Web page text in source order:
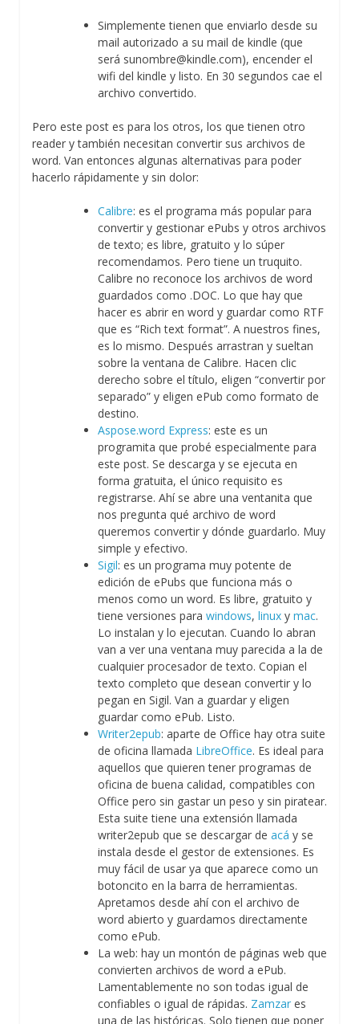
Simplemente tienen que enviarlo desde su
mail autorizado a su mail de kindle (que
será sunombre@kindle.com), encender el
wifi del kindle y listo. En 30 segundos cae el
archivo convertido.
Pero este post es para los otros, los que tienen otro
reader y también necesitan convertir sus archivos de
word. Van entonces algunas alternativas para poder
hacerlo rápidamente y sin dolor:
Calibre: es el programa más popular para
convertir y gestionar ePubs y otros archivos
de texto; es libre, gratuito y lo súper
recomendamos. Pero tiene un truquito.
Calibre no reconoce los archivos de word
guardados como .DOC. Lo que hay que
hacer es abrir en word y guardar como RTF
que es “Rich text format”. A nuestros fines,
es lo mismo. Después arrastran y sueltan
sobre la ventana de Calibre. Hacen clic
derecho sobre el título, eligen “convertir por
separado” y eligen ePub como formato de
destino.
Aspose.word Express: este es un
programita que probé especialmente para
este post. Se descarga y se ejecuta en
forma gratuita, el único requisito es
registrarse. Ahí se abre una ventanita que
nos pregunta qué archivo de word
queremos convertir y dónde guardarlo. Muy
simple y efectivo.
Sigil: es un programa muy potente de
edición de ePubs que funciona más o
menos como un word. Es libre, gratuito y
tiene versiones para windows, linux y mac.
Lo instalan y lo ejecutan. Cuando lo abran
van a ver una ventana muy parecida a la de
cualquier procesador de texto. Copian el
texto completo que desean convertir y lo
pegan en Sigil. Van a guardar y eligen
guardar como ePub. Listo.
Writer2epub: aparte de Office hay otra suite
de oficina llamada LibreOffice. Es ideal para
aquellos que quieren tener programas de
oficina de buena calidad, compatibles con
Office pero sin gastar un peso y sin piratear.
Esta suite tiene una extensión llamada
writer2epub que se descargar de acá y se
instala desde el gestor de extensiones. Es
muy fácil de usar ya que aparece como un
botoncito en la barra de herramientas.
Apretamos desde ahí con el archivo de
word abierto y guardamos directamente
como ePub.
La web: hay un montón de páginas web que
convierten archivos de word a ePub.
Lamentablemente no son todas igual de
confiables o igual de rápidas. Zamzar es
una de las históricas. Solo tienen que poner